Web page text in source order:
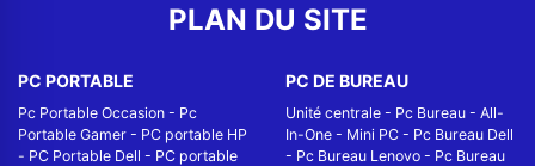
PLAN DU SITE
PC PORTABLE
Pc Portable Occasion - Pc
Portable Gamer - PC portable HP
- PC Portable Dell - PC portable
PC DE BUREAU
Unité centrale - Pc Bureau - All-
In-One - Mini PC - Pc Bureau Dell
- Pc Bureau Lenovo - Pc Bureau